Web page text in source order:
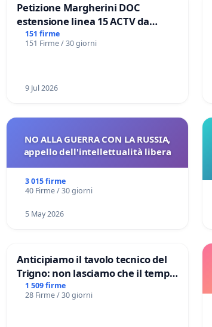
Petizione Margherini DOC
estensione linea 15 ACTV da
Marghera P.zza S. Antonio
all'aeroporto Marco Polo tariffa a
151 firme
151 Firme / 30 giorni
9 Jul 2026
NO ALLA GUERRA CON LA RUSSIA,
appello dell'intellettualità libera
3 015 firme
40 Firme / 30 giorni
5 May 2026
Anticipiamo il tavolo tecnico del
Trigno: non lasciamo che il tempo
rallenti le ricerche di Domenico
Racanati
1 509 firme
28 Firme / 30 giorni